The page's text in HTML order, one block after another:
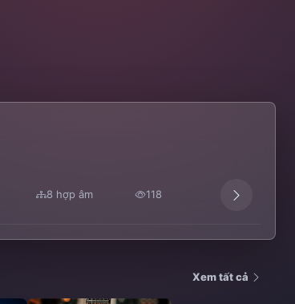
8 hợp âm 118
Xem tất cả